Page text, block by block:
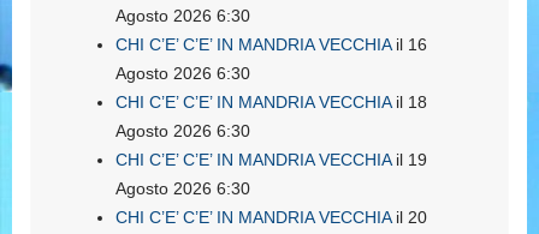
Agosto 2026 6:30
CHI C’E’ C’E’ IN MANDRIA VECCHIAil 16
Agosto 2026 6:30
CHI C’E’ C’E’ IN MANDRIA VECCHIAil 18
Agosto 2026 6:30
CHI C’E’ C’E’ IN MANDRIA VECCHIAil 19
Agosto 2026 6:30
CHI C’E’ C’E’ IN MANDRIA VECCHIAil 20